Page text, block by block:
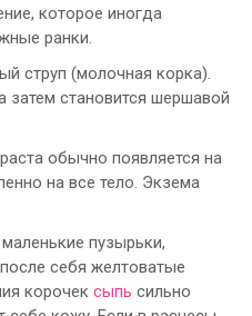
которое иногда
ранки.
струп (молочная корка).
затем становится шершавой
обычно появляется на
на все тело. Экзема
пузырьки,
себя желтоватые
корочек сыпь сильно